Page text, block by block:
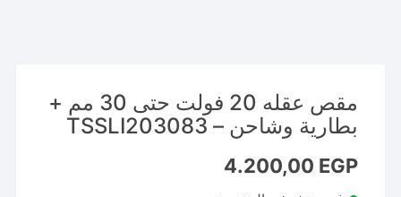
مقص عقله 20 فولت حتى 30 مم +
بطارية وشاحن – TSSLI203083
4.200,00 EGP